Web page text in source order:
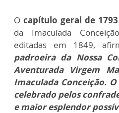
O capítulo geral de 1793
da Imaculada
editadas em 1849,
padroeira da Nossa
Aventurada Virgem
Imaculada Conceição.
celebrado pelos
e maior esplendor